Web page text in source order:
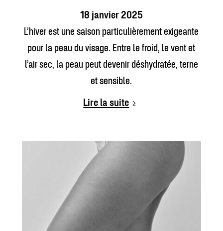
18 janvier 2025
L’hiver est une saison particulièrement exigeante
pour la peau du visage. Entre le froid, le vent et
l’air sec, la peau peut devenir déshydratée, terne
et sensible.
Lire la suite